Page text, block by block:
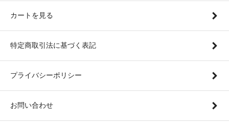
カートを見る
特定商取引法に基づく表記
プライバシーポリシー
お問い合わせ